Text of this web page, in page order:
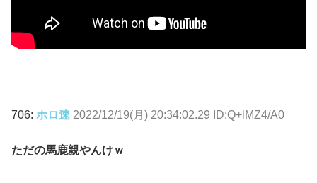
706: ホロ速 2022/12/19(月) 20:34:02.29 ID:Q+lMZ4/A0
ただの馬鹿親やんけｗ